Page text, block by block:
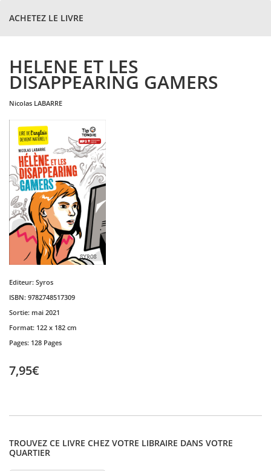
ACHETEZ LE LIVRE
HELENE ET LES
DISAPPEARING GAMERS
nicolas LABARRE
Editeur: Syros
ISBN: 9782748517309
Sortie: mai 2021
Format: 122 x 182 cm
Pages: 128 Pages
7,95€
TROUVEZ CE LIVRE CHEZ VOTRE LIBRAIRE DANS VOTRE
QUARTIER